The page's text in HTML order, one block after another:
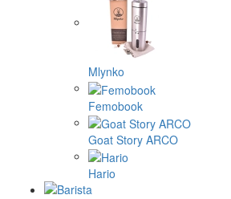
Mlynko
Femobook
Goat Story ARCO
Hario